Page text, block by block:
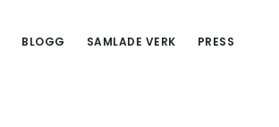
BLOGG SAMLADE VERK PRESS